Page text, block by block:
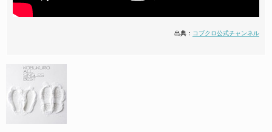
出典： コブクロ公式チャンネル